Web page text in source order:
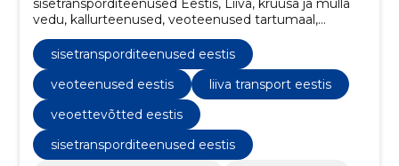
sisetransporditeenused Eestis, Liiva, kruusa ja mulla
vedu, kallurteenused, veoteenused tartumaal,
puistematerjali transport Eestis, veoteenused Eestis,
liiva transport Eestis, killustiku transporditeenused
Eestis, mulla transport Eestis, kallurveoteenused
Eestis
sisetransporditeenused eestis
veoteenused eestis
liiva transport eestis
veoettevõtted eestis
sisetransporditeenused eestis